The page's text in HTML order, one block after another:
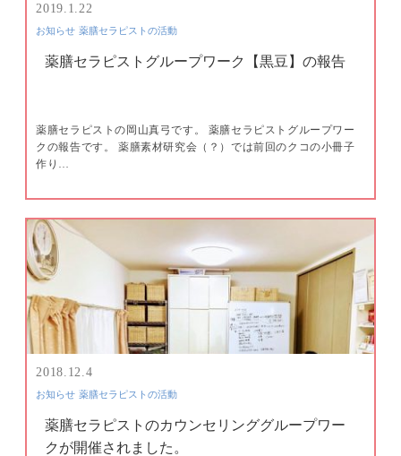
2019.1.22
お知らせ 薬膳セラピストの活動
薬膳セラピストグループワーク【黒豆】の報告
薬膳セラピストの岡山真弓です。 薬膳セラピストグループワー
クの報告です。 薬膳素材研究会（？）では前回のクコの小冊子
作り…
2018.12.4
お知らせ 薬膳セラピストの活動
薬膳セラピストのカウンセリンググループワー
クが開催されました。